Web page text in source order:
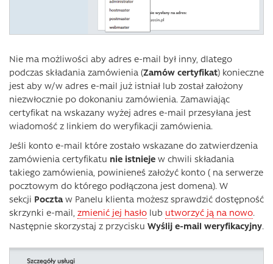
Nie ma możliwości aby adres e-mail był inny, dlatego
podczas składania zamówienia (Zamów certyfikat) konieczne
jest aby w/w adres e-mail już istniał lub został założony
niezwłocznie po dokonaniu zamówienia. Zamawiając
certyfikat na wskazany wyżej adres e-mail przesyłana jest
wiadomość z linkiem do weryfikacji zamówienia.
Jeśli konto e-mail które zostało wskazane do zatwierdzenia
zamówienia certyfikatu nie istnieje w chwili składania
takiego zamówienia, powinieneś założyć konto ( na serwerze
pocztowym do którego podłączona jest domena). W
sekcji Pocztaw Panelu klienta możesz sprawdzić dostępność
skrzynki e-mail, zmienić jej hasło lub utworzyć ją na nowo.
Następnie skorzystaj z przycisku Wyślij e-mail weryfikacyjny.